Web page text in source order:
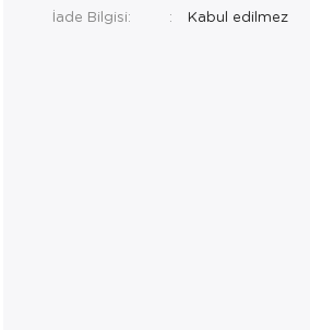
İade Bilgisi: